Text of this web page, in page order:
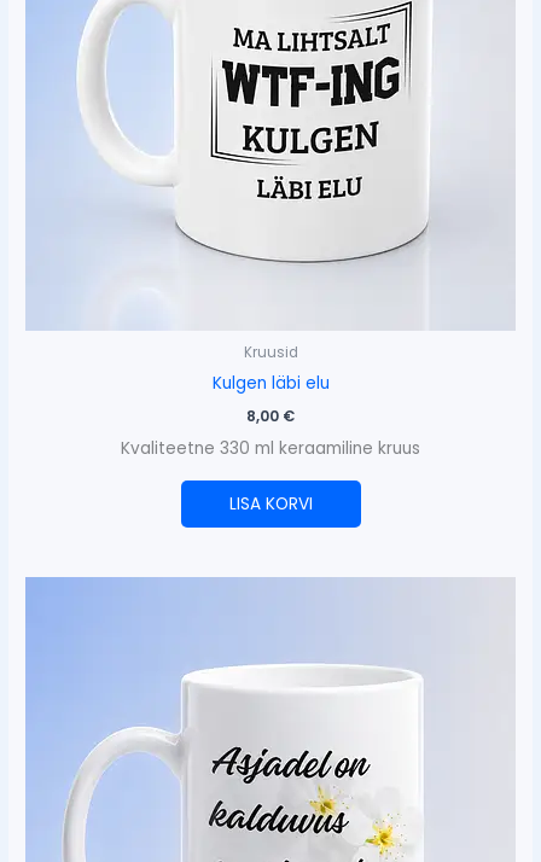
Kruusid
Kulgen läbi elu
8,00 €
Kvaliteetne 330 ml keraamiline kruus
LISA KORVI